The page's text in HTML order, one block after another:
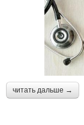
читать дальше →